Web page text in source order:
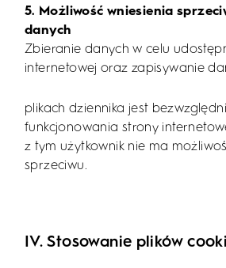
5. Możliwość wniesienia
danych
Zbieranie danych w celu
internetowej oraz zapisywanie
plikach dziennika jest
funkcjonowania strony
z tym użytkownik nie ma
sprzeciwu.
IV. Stosowanie plików